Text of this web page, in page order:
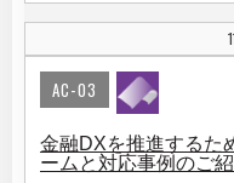
AC-03
金融DXを推進するた
ームと対応事例のご